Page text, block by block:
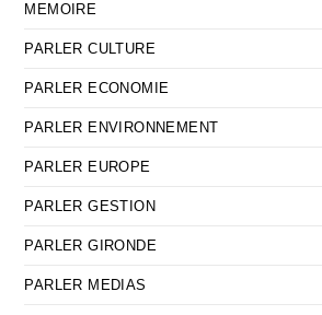
MEMOIRE
PARLER CULTURE
PARLER ECONOMIE
PARLER ENVIRONNEMENT
PARLER EUROPE
PARLER GESTION
PARLER GIRONDE
PARLER MEDIAS